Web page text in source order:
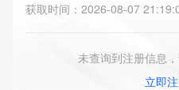
获取时间 ： 2026-08-07
未查询到注册信息
立即